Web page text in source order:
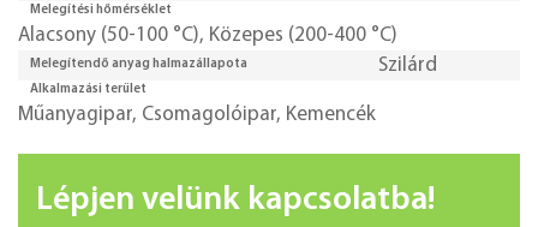
Melegítési hőmérséklet
Alacsony (50-100 °C), Közepes (200-400 °C)
Melegítendő anyag halmazállapota Szilárd
Alkalmazási terület
Műanyagipar, Csomagolóipar, Kemencék
Lépjen velünk kapcsolatba!